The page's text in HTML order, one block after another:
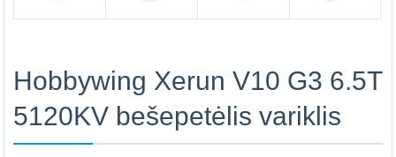
Hobbywing Xerun V10 G3 6.5T
5120KV bešepetėlis variklis